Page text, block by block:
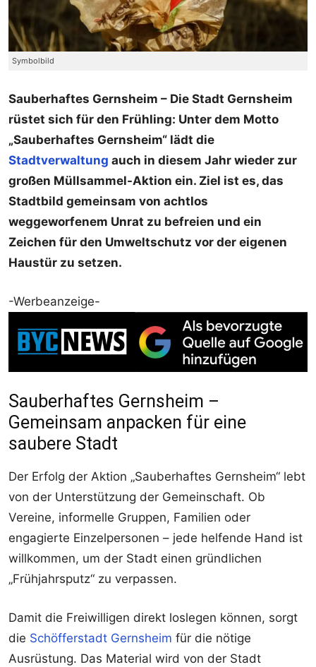
Symbolbild
Sauberhaftes Gernsheim – Die Stadt Gernsheim
rüstet sich für den Frühling: Unter dem Motto
„Sauberhaftes Gernsheim“ lädt die
Stadtverwaltung auch in diesem Jahr wieder zur
großen Müllsammel-Aktion ein. Ziel ist es, das
Stadtbild gemeinsam von achtlos
weggeworfenem Unrat zu befreien und ein
Zeichen für den Umweltschutz vor der eigenen
Haustür zu setzen.
-Werbeanzeige-
Sauberhaftes Gernsheim –
Gemeinsam anpacken für eine
saubere Stadt
Der Erfolg der Aktion „Sauberhaftes Gernsheim“ lebt
von der Unterstützung der Gemeinschaft. Ob
Vereine, informelle Gruppen, Familien oder
engagierte Einzelpersonen – jede helfende Hand ist
willkommen, um der Stadt einen gründlichen
„Frühjahrsputz“ zu verpassen.
Damit die Freiwilligen direkt loslegen können, sorgt
die Schöfferstadt Gernsheim für die nötige
Ausrüstung. Das Material wird von der Stadt